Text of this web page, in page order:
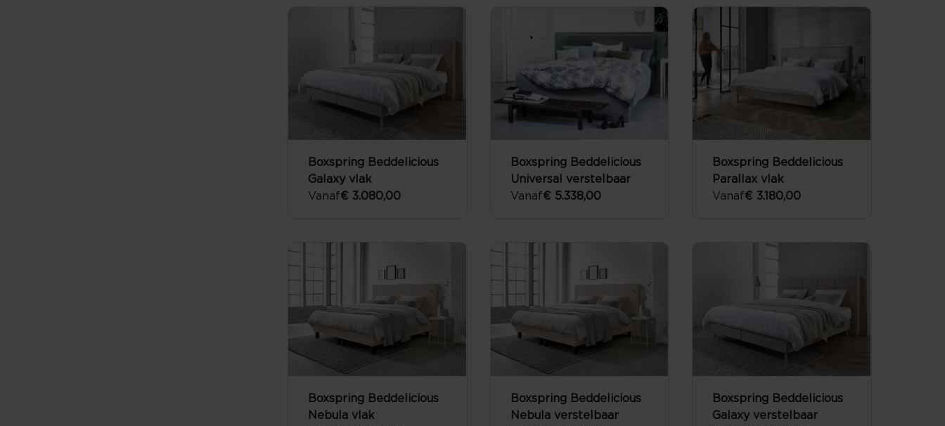
Boxspring Beddelicious
Galaxy vlak
Vanaf€ 3.080,00
Boxspring Beddelicious
Universal verstelbaar
Vanaf€ 5.338,00
Boxspring Beddelicious
Parallax vlak
Vanaf€ 3.180,00
Boxspring Beddelicious
Nebula vlak
Boxspring Beddelicious
Nebula verstelbaar
Boxspring Beddelicious
Galaxy verstelbaar